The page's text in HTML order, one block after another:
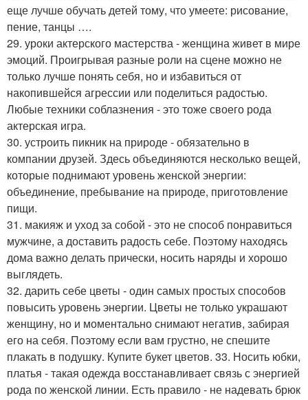
еще лучше обучать детей тому, что умеете: рисование,
пение, танцы ….
29. уроки актерского мастерства - женщина живет в мире
эмоций. Проигрывая разные роли на сцене можно не
только лучше понять себя, но и избавиться от
накопившейся агрессии или поделиться радостью.
Любые техники соблазнения - это тоже своего рода
актерская игра.
30. устроить пикник на природе - обязательно в
компании друзей. Здесь объединяются несколько вещей,
которые поднимают уровень женской энергии:
объединение, пребывание на природе, приготовление
пищи.
31. макияж и уход за собой - это не способ понравиться
мужчине, а доставить радость себе. Поэтому находясь
дома важно делать прически, носить наряды и хорошо
выглядеть.
32. дарить себе цветы - один самых простых способов
повысить уровень энергии. Цветы не только украшают
женщину, но и моментально снимают негатив, забирая
его на себя. Поэтому если вам грустно, не спешите
плакать в подушку. Купите букет цветов. 33. Носить юбки,
платья - такая одежда восстанавливает связь с энергией
рода по женской линии. Есть правило - не надевать брюк